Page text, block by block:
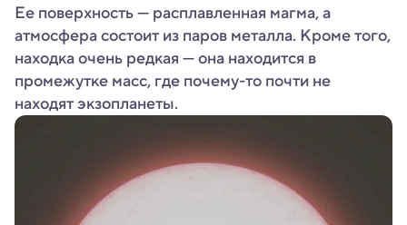
Ее поверхность — расплавленная магма, а
атмосфера состоит из паров металла. Кроме того,
находка очень редкая — она находится в
промежутке масс, где почему-то почти не
находят экзопланеты.